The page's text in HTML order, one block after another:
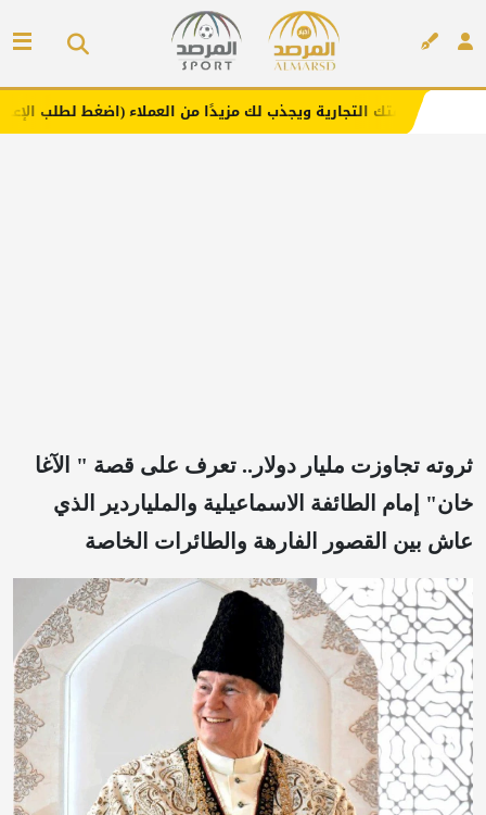
ويجذب لك مزيدًا من العملاء (اضغط لطلب الإعلان)
ثروته تجاوزت مليار دولار.. تعرف على قصة " الآغا
خان" إمام الطائفة الاسماعيلية والملياردير الذي
عاش بين القصور الفارهة والطائرات الخاصة